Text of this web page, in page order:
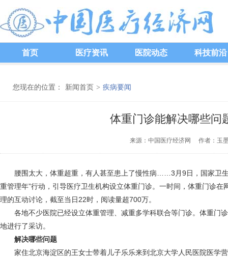
首页 医疗资讯 医院动态 科技前沿
您现在的位置： 新闻首页 > 疾病要闻
体重门诊能解决哪些问
来源：中国医疗经济网 作者：
腰围太大，体重超重，有人甚至患上了慢性病……3月9日，国家卫生
重管理年”行动，引导医疗卫生机构设立体重门诊。一时间，体重门诊
理的互动讨论，截至当日22时，阅读量超700万。
各地不少医院已经设立体重管理、减重多学科联合等门诊。体重门
地进行了采访。
解决哪些问题
家住北京海淀区的王女士带着儿子乐乐来到北京大学人民医院医学